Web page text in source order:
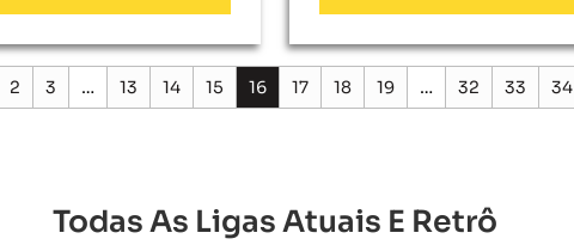
2 3 … 13 14 15 16 17 18 19 … 32 33 34
Todas As Ligas Atuais E Retrô